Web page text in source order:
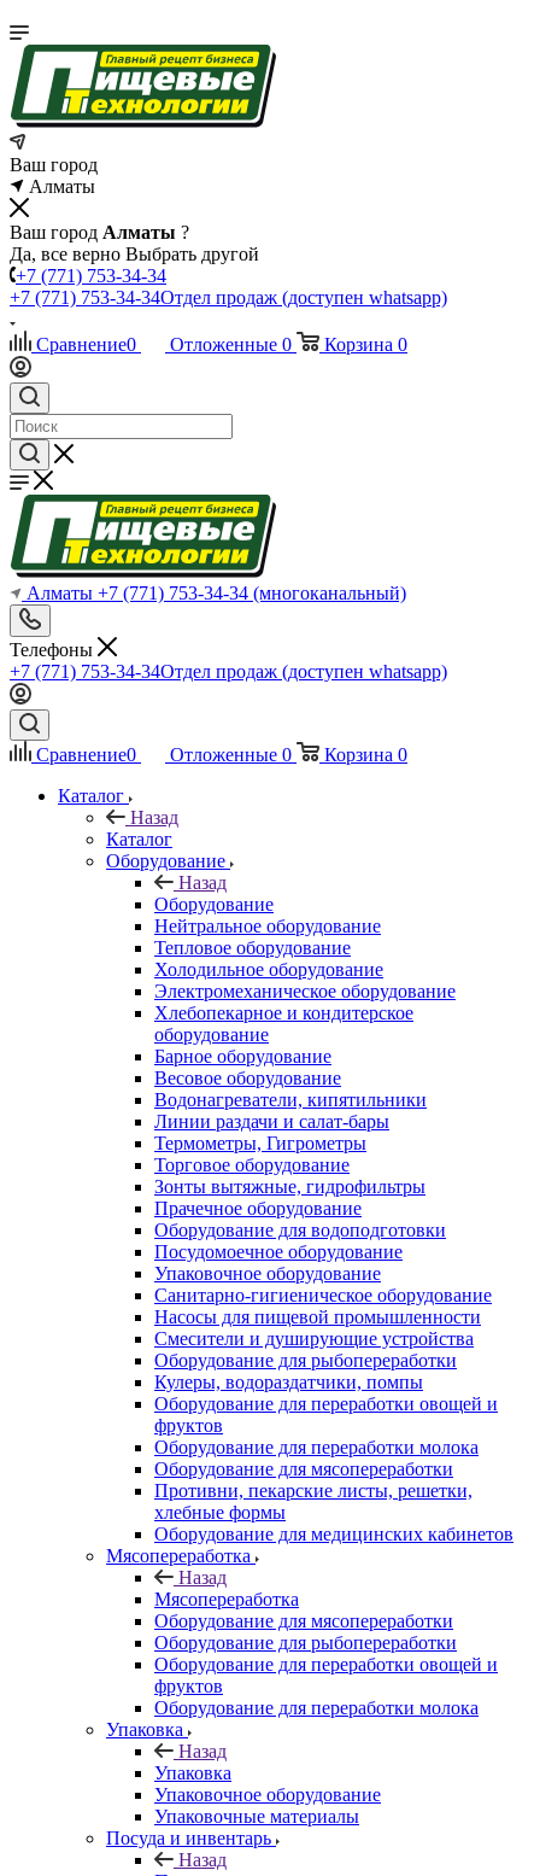
Ваш город
Алматы
Ваш город Алматы ?
Да, все верно Выбрать другой
+7 (771) 753-34-34
+7 (771) 753-34-34Отдел продаж (доступен whatsapp)
Сравнение0 Отложенные 0 Корзина 0
Алматы +7 (771) 753-34-34 (многоканальный)
Телефоны
+7 (771) 753-34-34Отдел продаж (доступен whatsapp)
Сравнение0 Отложенные 0 Корзина 0
Каталог
Назад
Каталог
Оборудование
Назад
Оборудование
Нейтральное оборудование
Тепловое оборудование
Холодильное оборудование
Электромеханическое оборудование
Хлебопекарное и кондитерское
оборудование
Барное оборудование
Весовое оборудование
Водонагреватели, кипятильники
Линии раздачи и салат-бары
Термометры, Гигрометры
Торговое оборудование
Зонты вытяжные, гидрофильтры
Прачечное оборудование
Оборудование для водоподготовки
Посудомоечное оборудование
Упаковочное оборудование
Санитарно-гигиеническое оборудование
Насосы для пищевой промышленности
Смесители и душирующие устройства
Оборудование для рыбопереработки
Кулеры, водораздатчики, помпы
Оборудование для переработки овощей и
фруктов
Оборудование для переработки молока
Оборудование для мясопереработки
Противни, пекарские листы, решетки,
хлебные формы
Оборудование для медицинских кабинетов
Мясопереработка
Назад
Мясопереработка
Оборудование для мясопереработки
Оборудование для рыбопереработки
Оборудование для переработки овощей и
фруктов
Оборудование для переработки молока
Упаковка
Назад
Упаковка
Упаковочное оборудование
Упаковочные материалы
Посуда и инвентарь
Назад